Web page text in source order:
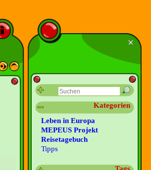
Kategorien
Leben in Europa
MEPEUS Projekt
Reisetagebuch
Tipps